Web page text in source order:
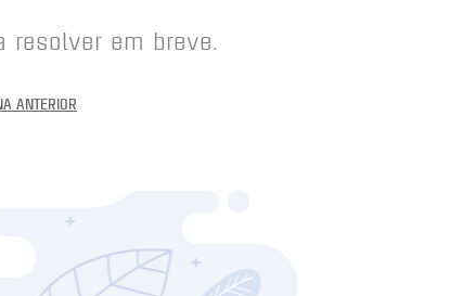
resolver em breve.
ANTERIOR